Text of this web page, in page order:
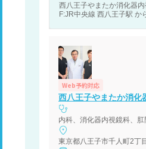
西八王子やまたか消化器
F:JR中央線 西八王子駅 か
Web予約対応
西八王子やまたか消化
内科、消化器内視鏡科、
東京都八王子市千人町2丁